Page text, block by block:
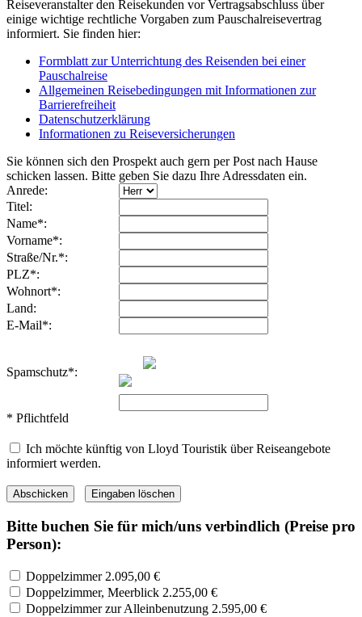
Reiseveranstalter den Reisekunden vor Vertragsabschluss über
einige wichtige rechtliche Vorgaben zum Pauschalreisevertrag
informiert. Sie finden hier:
Formblatt zur Unterrichtung des Reisenden bei einer
Pauschalreise
Allgemeinen Reisebedingungen mit Informationen zur
Barrierefreiheit
Datenschutzerklärung
Informationen zu Reiseversicherungen
Sie können sich den Prospekt auch gern per Post nach Hause
schicken lassen. Bitte geben Sie dazu Ihre Adressdaten ein.
Anrede:
Titel:
Name*:
Vorname*:
Straße/Nr.*:
PLZ*:
Wohnort*:
Land:
E-Mail*:
Spamschutz*:
* Pflichtfeld
Ich möchte künftig von Lloyd Touristik über Reiseangebote
informiert werden.
Bitte buchen Sie für mich/uns verbindlich (Preise pro
Person):
Doppelzimmer 2.095,00 €
Doppelzimmer, Meerblick 2.255,00 €
Doppelzimmer zur Alleinbenutzung 2.595,00 €